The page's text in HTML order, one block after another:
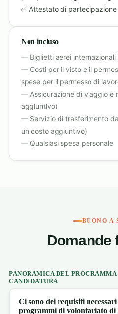
Attestato di partecipazione
Non incluso
Biglietti aerei internazionali
Costi per il visto e il
spese per il permesso di
Assicurazione di viaggio e
aggiuntivo)
Servizio di trasferimento
un costo aggiuntivo)
Qualsiasi spesa personale
BUONO A
Domande
PANORAMICA DEL PROGRAMMA
CANDIDATURA
Ci sono dei requisiti
programmi di volontariato di